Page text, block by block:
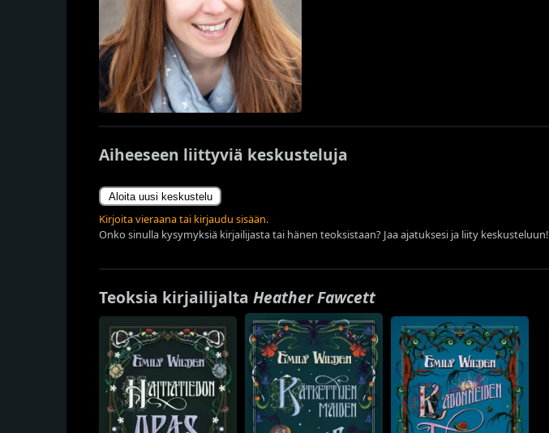
Aiheeseen liittyviä keskusteluja
Aloita uusi keskustelu
Kirjoita vieraana tai kirjaudu sisään.
Onko sinulla kysymyksiä kirjailijasta tai hänen teoksistaan? Jaa ajatuksesi ja liity keskusteluun!
Teoksia kirjailijalta Heather Fawcett